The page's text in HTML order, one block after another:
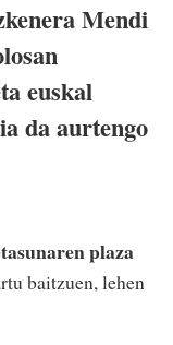
Mendi
euskal
da aurtengo
plaza
baitzuen, lehen